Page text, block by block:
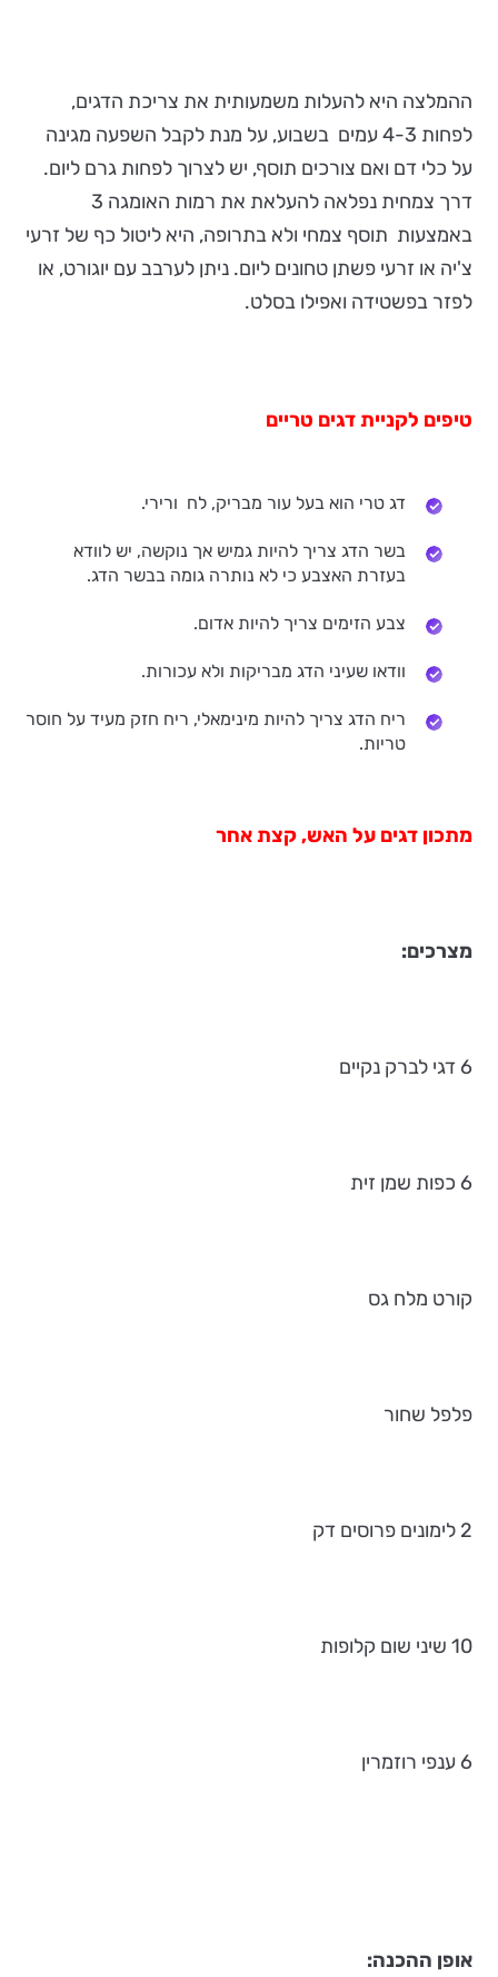
ההמלצה היא להעלות משמעותית את צריכת הדגים,
לפחות 4-3 עמים בשבוע, על מנת לקבל השפעה מגינה
על כלי דם ואם צורכים תוסף, יש לצרוך לפחות גרם ליום.
דרך צמחית נפלאה להעלאת את רמות האומגה 3
באמצעות תוסף צמחי ולא בתרופה, היא ליטול כף של זרעי
צ'יה או זרעי פשתן טחונים ליום. ניתן לערבב עם יוגורט, או
לפזר בפשטידה ואפילו בסלט.
טיפים לקניית דגים טריים
דג טרי הוא בעל עור מבריק, לח ורירי.
בשר הדג צריך להיות גמיש אך נוקשה, יש לוודא
בעזרת האצבע כי לא נותרה גומה בבשר הדג.
צבע הזימים צריך להיות אדום.
וודאו שעיני הדג מבריקות ולא עכורות.
ריח הדג צריך להיות מינימאלי, ריח חזק מעיד על חוסר
טריות.
מתכון דגים על האש, קצת אחר
מצרכים:
6 דגי לברק נקיים
6 כפות שמן זית
קורט מלח גס
פלפל שחור
2 לימונים פרוסים דק
10 שיני שום קלופות
6 ענפי רוזמרין
אופן ההכנה: